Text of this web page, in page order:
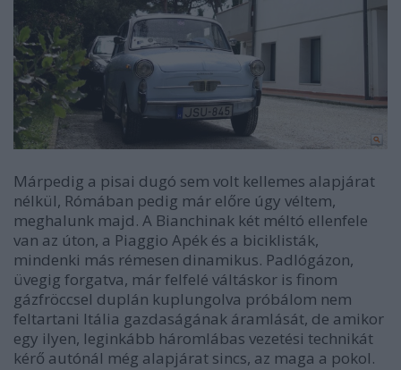
Márpedig a pisai dugó sem volt kellemes alapjárat
nélkül, Rómában pedig már előre úgy véltem,
meghalunk majd. A Bianchinak két méltó ellenfele
van az úton, a Piaggio Apék és a biciklisták,
mindenki más rémesen dinamikus. Padlógázon,
üvegig forgatva, már felfelé váltáskor is finom
gázfröccsel duplán kuplungolva próbálom nem
feltartani Itália gazdaságának áramlását, de amikor
egy ilyen, leginkább háromlábas vezetési technikát
kérő autónál még alapjárat sincs, az maga a pokol.